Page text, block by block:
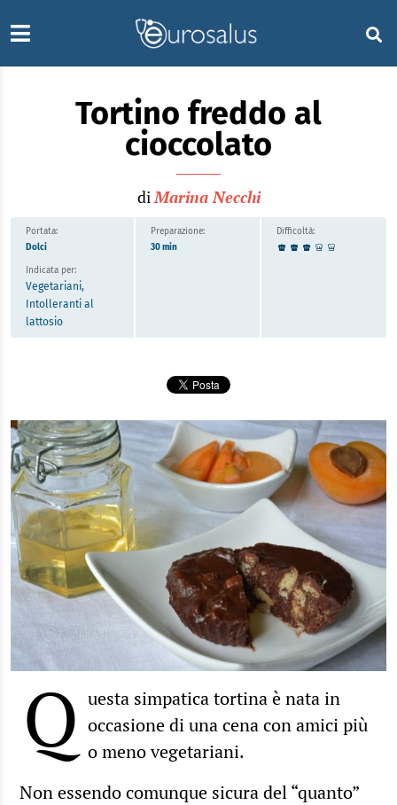
Tortino freddo al
cioccolato
diMarina Necchi
Portata:
Dolci
Indicata per:
Vegetariani,
Intolleranti al
lattosio
Preparazione:
30 min
Difficoltà:
Q uesta simpatica tortina è nata in
occasione di una cena con amici più
o meno vegetariani.
Non essendo comunque sicura del “quanto”